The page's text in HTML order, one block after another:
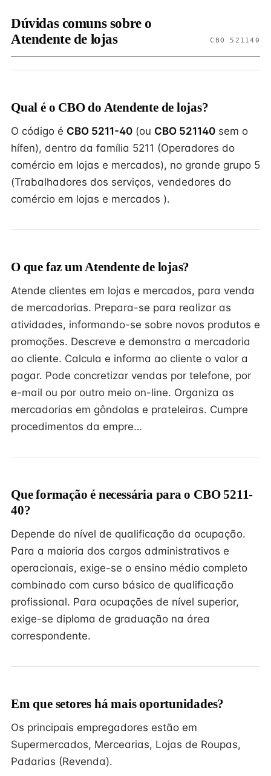
Dúvidas comuns sobre o
Atendente de lojas
CBO 521140
Qual é o CBO do Atendente de lojas?
O código é CBO 5211-40 (ou CBO 521140 sem o
hífen), dentro da família 5211 (Operadores do
comércio em lojas e mercados), no grande grupo 5
(Trabalhadores dos serviços, vendedores do
comércio em lojas e mercados ).
O que faz um Atendente de lojas?
Atende clientes em lojas e mercados, para venda
de mercadorias. Prepara-se para realizar as
atividades, informando-se sobre novos produtos e
promoções. Descreve e demonstra a mercadoria
ao cliente. Calcula e informa ao cliente o valor a
pagar. Pode concretizar vendas por telefone, por
e-mail ou por outro meio on-line. Organiza as
mercadorias em gôndolas e prateleiras. Cumpre
procedimentos da empre…
Que formação é necessária para o CBO 5211-
40?
Depende do nível de qualificação da ocupação.
Para a maioria dos cargos administrativos e
operacionais, exige-se o ensino médio completo
combinado com curso básico de qualificação
profissional. Para ocupações de nível superior,
exige-se diploma de graduação na área
correspondente.
Em que setores há mais oportunidades?
Os principais empregadores estão em
Supermercados, Mercearias, Lojas de Roupas,
Padarias (Revenda).